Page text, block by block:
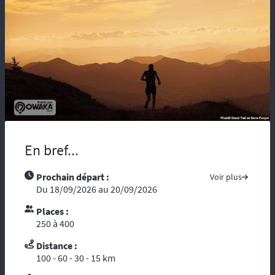
En bref...
Prochain départ : Voir plus
Du 18/09/2026 au 20/09/2026
Places :
250 à 400
Distance :
100 - 60 - 30 - 15 km
Compter sur l’assistance des autochtones
n’est pas toujours aisée …. Nous vous
recommandons de partir avec tous les
contacts administratifs et de secours
disponibles sur les pays traversés, prenez
avec vous les guides touristiques comme : «
le Guide du Routard ». Et par ces temps de
voyageurs »
conseillé voire indispensable de se munir
d’un téléphone ou d’une balise satellitaire.
diplômé de brevet d’Etat
vous vous reposez sur l’ouvreur et le
fermeur qui ont les compétences